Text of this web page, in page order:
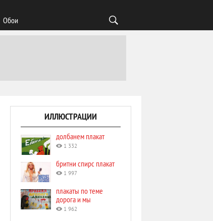
Обои
ИЛЛЮСТРАЦИИ
долбанем плакат
1 332
бритни спирс плакат
1 997
плакаты по теме
дорога и мы
1 962